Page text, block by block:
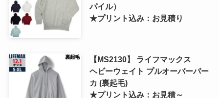
パイル）
★プリント込み：お見積り
【MS2130】 ライフマックス
ヘビーウェイト プルオーバーパー
カ (裏起毛)
★プリント込み：お見積～